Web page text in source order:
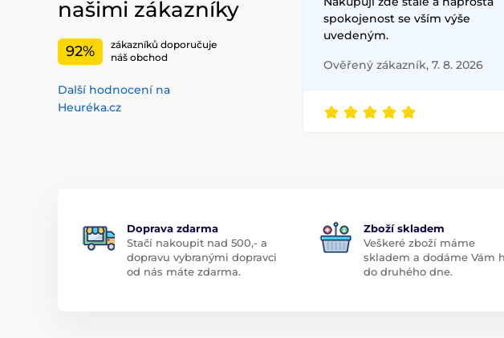
našimi zákazníky
92%
zákazníků doporučuje
náš obchod
Další hodnocení na
Heuréka.cz
spokojenost se vším výše
uvedeným.
Ověřený zákazník, 7. 8. 2026
Doprava zdarma
Stačí nakoupit nad 500,- a
dopravu vybranými dopravci
od nás máte zdarma.
Zboží skladem
Veškeré zboží máme
skladem a dodáme Vám
do druhého dne.